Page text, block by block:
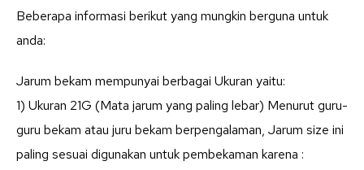
Beberapa informasi berikut yang mungkin berguna untuk
anda:
Jarum bekam mempunyai berbagai Ukuran yaitu:
1) Ukuran 21G (Mata jarum yang paling lebar) Menurut guru-
guru bekam atau juru bekam berpengalaman, Jarum size ini
paling sesuai digunakan untuk pembekaman karena :